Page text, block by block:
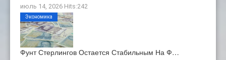
июль 14, 2026 Hits:242
Фунт Стерлингов Остается Стабильным На Ф…
Экономика